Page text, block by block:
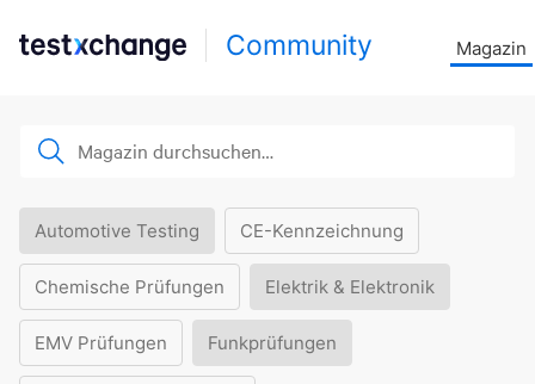
Community Magazin
Automotive Testing CE-Kennzeichnung
Chemische Prüfungen Elektrik & Elektronik
EMV Prüfungen Funkprüfungen